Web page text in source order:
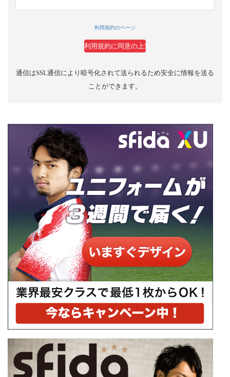
利用規約のページ
通信はSSL通信により暗号化されて送られるため安全に情報を送る
ことができます。